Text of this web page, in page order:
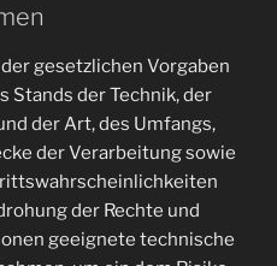
gesetzlichen Vorgaben
Stands der Technik, der
der Art, des Umfangs,
der Verarbeitung sowie
der Rechte und
geeignete technische